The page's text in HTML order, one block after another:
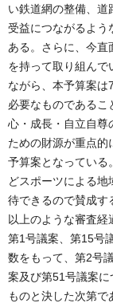
い鉄道網の整備、
受益につながるよう
ある。さらに、今
を持って取り組んで
ながら、本予算案は
必要なものである
心・成長・自立自尊
ための財源が重点的
予算案となっている
どスポーツによる
待できるので賛成す
以上のような審査経
第1号議案、第15号
数をもって、第2号
案及び第51号議案
ものと決した次第で